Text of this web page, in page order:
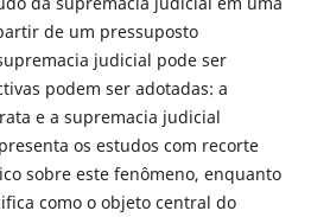
de um pressuposto
judicial pode ser
podem ser adotadas: a
e a supremacia judicial
os estudos com recorte
sobre este fenômeno, enquanto
como o objeto central do